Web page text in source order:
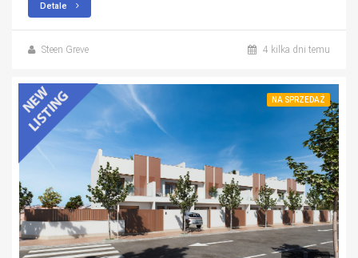
Detale
Steen Greve 4 kilka dni temu
NA SPRZEDAŻ